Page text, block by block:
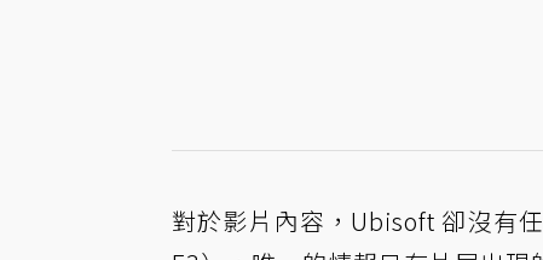
對於影片內容，Ubisoft 卻沒有